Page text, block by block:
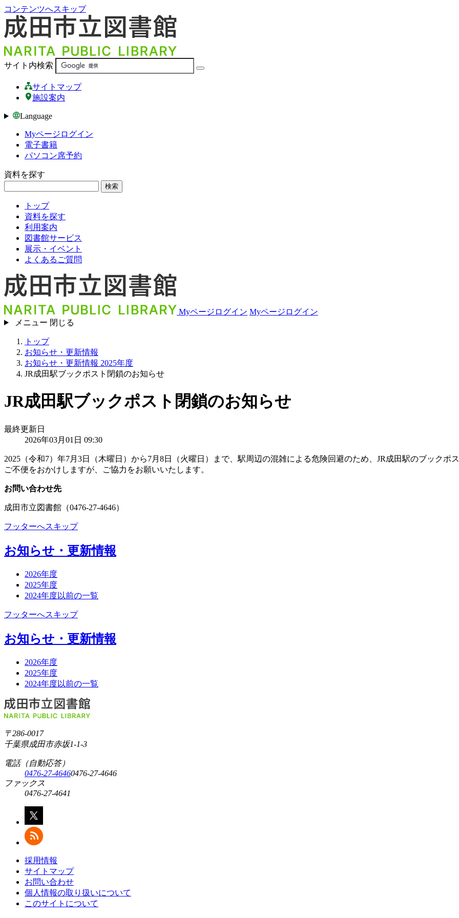
コンテンツへスキップ
サイト内検索
サイトマップ
施設案内
Language
Myページログイン
電子書籍
パソコン席予約
資料を探す
検索
トップ
資料を探す
利用案内
図書館サービス
展示・イベント
よくあるご質問
Myページログイン Myページログイン
メニュー 閉じる
トップ
お知らせ・更新情報
お知らせ・更新情報 2025年度
JR成田駅ブックポスト閉鎖のお知らせ
JR成田駅ブックポスト閉鎖のお知らせ
最終更新日
2026年03月01日 09:30
2025（令和7）年7月3日（木曜日）から7月8日（火曜日）まで、駅周辺の混雑による危険回避のため、JR成田駅のブックポ
ご不便をおかけしますが、ご協力をお願いいたします。
お問い合わせ先
成田市立図書館（0476-27-4646）
フッターへスキップ
お知らせ・更新情報
2026年度
2025年度
2024年度以前の一覧
フッターへスキップ
お知らせ・更新情報
2026年度
2025年度
2024年度以前の一覧
〒286-0017
千葉県成田市赤坂1-1-3
電話（自動応答）
0476-27-46460476-27-4646
ファックス
0476-27-4641
採用情報
サイトマップ
お問い合わせ
個人情報の取り扱いについて
このサイトについて